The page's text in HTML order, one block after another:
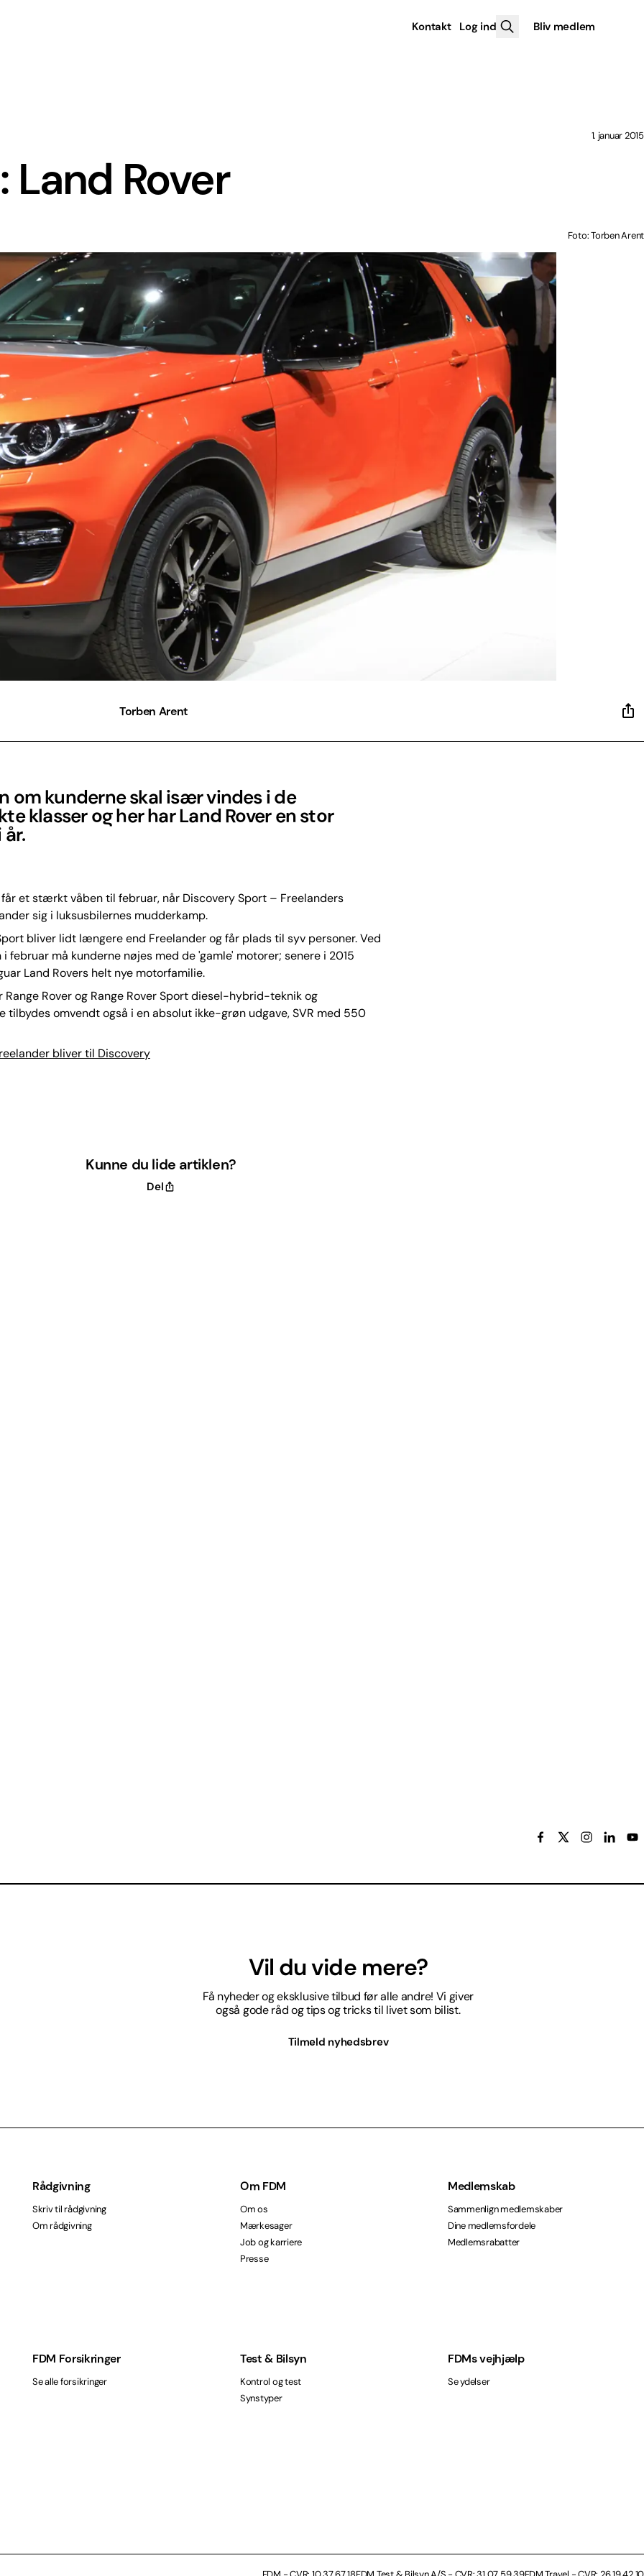
Kontakt Log ind Bliv medlem
Rover
1. januar 2015
Foto: Torben Arent
Torben Arent
om kunderne skal især vindes i de
klasser og her har Land Rover en stor
får et stærkt våben til februar, når Discovery Sport – Freelanders
sig i luksusbilernes mudderkamp.
bliver lidt længere end Freelander og får plads til syv personer. Ved
i februar må kunderne nøjes med de 'gamle' motorer; senere i 2015
Land Rovers helt nye motorfamilie.
Range Rover og Range Rover Sport diesel-hybrid-teknik og
omvendt også i en absolut ikke-grøn udgave, SVR med 550
bliver til Discovery
Kunne du lide artiklen?
Del
Vil du vide mere?
Få nyheder og eksklusive tilbud før alle andre! Vi giver
også gode råd og tips og tricks til livet som bilist.
Tilmeld nyhedsbrev
Rådgivning
Skriv til rådgivning
Om rådgivning
Om FDM
Om os
Mærkesager
Job og karriere
Presse
Medlemskab
Sammenlign medlemskaber
Dine medlemsfordele
Medlemsrabatter
FDM Forsikringer
Se alle forsikringer
Test & Bilsyn
Kontrol og test
Synstyper
FDMs vejhjælp
Se ydelser